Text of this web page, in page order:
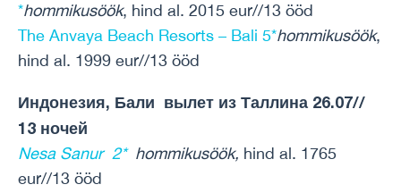
*hommikusöök, hind al. 2015 eur//13 ööd
The Anvaya Beach Resorts – Bali 5*hommikusöök,
hind al. 1999 eur//13 ööd
Индонезия, Бали вылет из Таллина 26.07//
13 ночей
Nesa Sanur 2* hommikusöök, hind al. 1765
eur//13 ööd